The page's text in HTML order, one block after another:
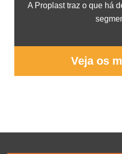
A Proplast traz o que há
Veja os